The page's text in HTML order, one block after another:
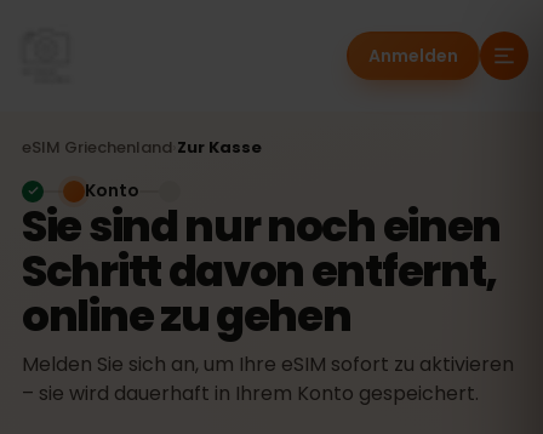
Anmelden
eSIM Griechenland Zur Kasse
Sie sind nur noch einen
Schritt davon entfernt,
online zu gehen
Melden Sie sich an, um Ihre eSIM sofort zu aktivieren
– sie wird dauerhaft in Ihrem Konto gespeichert.
Konto